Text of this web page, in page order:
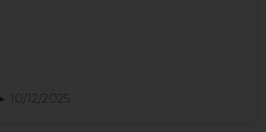
10/12/2025